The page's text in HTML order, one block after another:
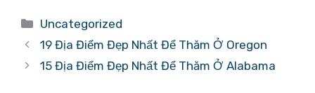
Danh
mục
Uncategorized
19 Địa Điểm Đẹp Nhất Để Thăm Ở Oregon
15 Địa Điểm Đẹp Nhất Để Thăm Ở Alabama